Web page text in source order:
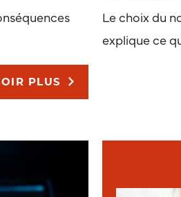
PLUS
Le choix du
explique ce